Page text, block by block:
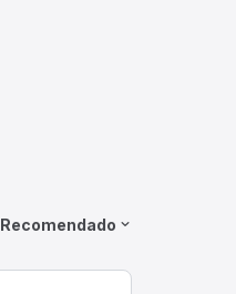
Recomendado